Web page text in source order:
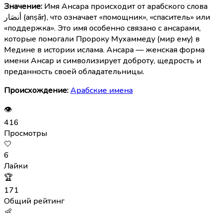
Значение: Имя Ансара происходит от арабского слова
أنصَار (anṣār), что означает «помощник», «спаситель» или
«поддержка». Это имя особенно связано с ансарами,
которые помогали Пророку Мухаммеду (мир ему) в
Медине в истории ислама. Ансара — женская форма
имени Ансар и символизирует доброту, щедрость и
преданность своей обладательницы.
Происхождение:Арабские имена
👁
416
Просмотры
🤍
6
Лайки
🏆
171
Общий рейтинг